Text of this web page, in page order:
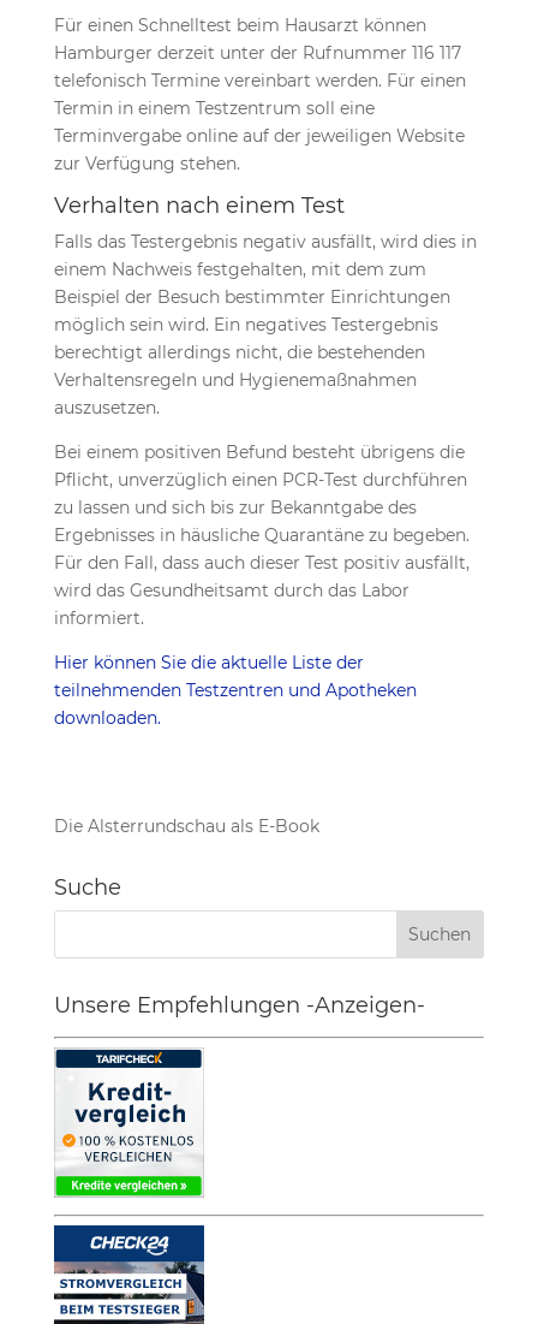
Für einen Schnelltest beim Hausarzt können
Hamburger derzeit unter der Rufnummer 116 117
telefonisch Termine vereinbart werden. Für einen
Termin in einem Testzentrum soll eine
Terminvergabe online auf der jeweiligen Website
zur Verfügung stehen.
Verhalten nach einem Test
Falls das Testergebnis negativ ausfällt, wird dies in
einem Nachweis festgehalten, mit dem zum
Beispiel der Besuch bestimmter Einrichtungen
möglich sein wird. Ein negatives Testergebnis
berechtigt allerdings nicht, die bestehenden
Verhaltensregeln und Hygienemaßnahmen
auszusetzen.
Bei einem positiven Befund besteht übrigens die
Pflicht, unverzüglich einen PCR-Test durchführen
zu lassen und sich bis zur Bekanntgabe des
Ergebnisses in häusliche Quarantäne zu begeben.
Für den Fall, dass auch dieser Test positiv ausfällt,
wird das Gesundheitsamt durch das Labor
informiert.
Hier können Sie die aktuelle Liste der
teilnehmenden Testzentren und Apotheken
downloaden.
Die Alsterrundschau als E-Book
Suche
Unsere Empfehlungen -Anzeigen-